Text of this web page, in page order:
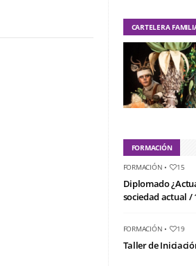
CARTELERA
FORMACIÓN
FORMACIÓN • 15
Diplomado
sociedad actual /
FORMACIÓN • 19
Taller de